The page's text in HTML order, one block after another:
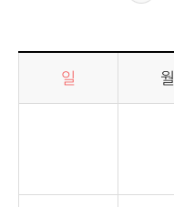
일 월